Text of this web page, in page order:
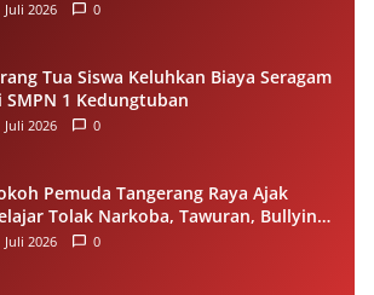
Rumah Singgah Pasar Boswesen
Juli 2026 0
Tua Siswa Keluhkan Biaya Seragam
SMPN 1 Kedungtuban
Juli 2026 0
Pemuda Tangerang Raya Ajak
Tolak Narkoba, Tawuran, Bullying
Miras
Juli 2026 0